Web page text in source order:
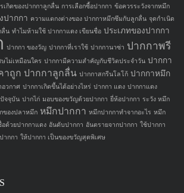
เกิดของปากกาลูกลื่น การเลือกซื้อปากกา ข้อควรระวังจากหมึก
ปากกา ความแตกงต่างของ ปากกาหมึกซึมกับลูกลื่น จุดกำเนิด
ลื่น ทำไมห้ามใช้ ปากกาแดง เขียนชื่อ ประเภทของปากกา
ปากกา ของวัญ ปากกาที่เราใช้ ปากกานาซ่า ปากกาพรี
ไม่เหมือนใคร ปากกามีความสำคัญกับชีวิตประจำวัน ปากกา
าถูก ปากกาลูกลื่น ปากกาสกรีนโลโก้ ปากกาหมึก
อวกาศ ปากกาเกิดขึ้นได้อย่างไหร่ ปากกา แดง ปากกาแดง
จจุบัน ปากไก่ มอบของขวัญด้วยปากกา ยี่ห้อปากกา ระวัง หมึก
ของปลาหมึก หมึกปากกา หมึกปากกาทำจากอะไร หมึก
ด้วยปากกาแดง อันดับปากกา อันตรายจากปากกา ใช้ปากกา
ากกา ให้ปากกา เป็นของขวัญสุดพิเศษ